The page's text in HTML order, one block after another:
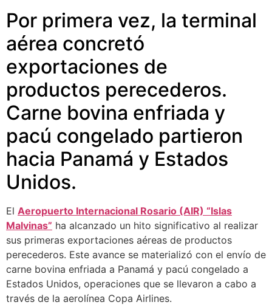
Por primera vez, la terminal
aérea concretó
exportaciones de
productos perecederos.
Carne bovina enfriada y
pacú congelado partieron
hacia Panamá y Estados
Unidos.
El Aeropuerto Internacional Rosario (AIR) “Islas
Malvinas” ha alcanzado un hito significativo al realizar
sus primeras exportaciones aéreas de productos
perecederos. Este avance se materializó con el envío de
carne bovina enfriada a Panamá y pacú congelado a
Estados Unidos, operaciones que se llevaron a cabo a
través de la aerolínea Copa Airlines.